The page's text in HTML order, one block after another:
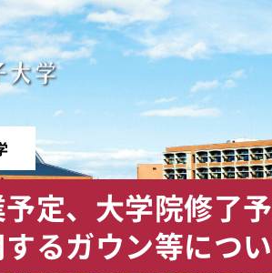
宮
城
学
院
女
定、大学院修了
るガウン等につい